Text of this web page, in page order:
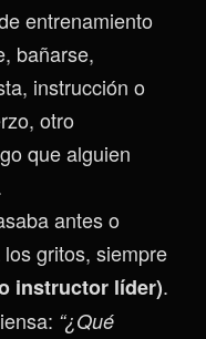
entrenamiento
bañarse,
instrucción o
otro
que alguien
antes o
gritos, siempre
instructor líder).
“¿Qué